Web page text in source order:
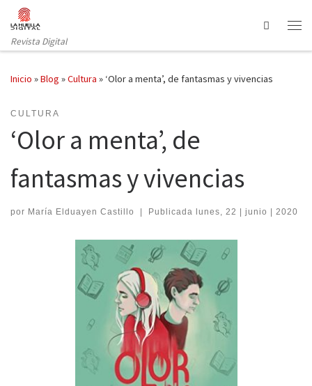
Saltar al contenido
Revista Digital
Search
Inicio »Blog »Cultura » ‘Olor a menta’, de fantasmas y vivencias
CULTURA
‘Olor a menta’, de
fantasmas y vivencias
por María Elduayen Castillo | Publicada lunes, 22 | junio | 2020